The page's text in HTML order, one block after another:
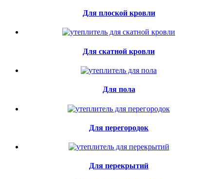
Для плоской кровли
Для скатной кровли
Для пола
Для перегородок
Для перекрытий